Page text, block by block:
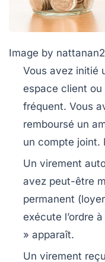
Image by
Vous avez initié
espace client ou
fréquent. Vous
remboursé un
un compte joint.
Un virement
avez peut-être
permanent
exécute l’ordre
» apparaît.
Un virement